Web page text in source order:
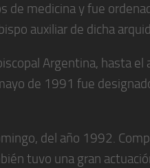
medicina y fue
auxiliar de dicha
Argentina, hasta
de 1991 fue
del año 1992.
tuvo una gran